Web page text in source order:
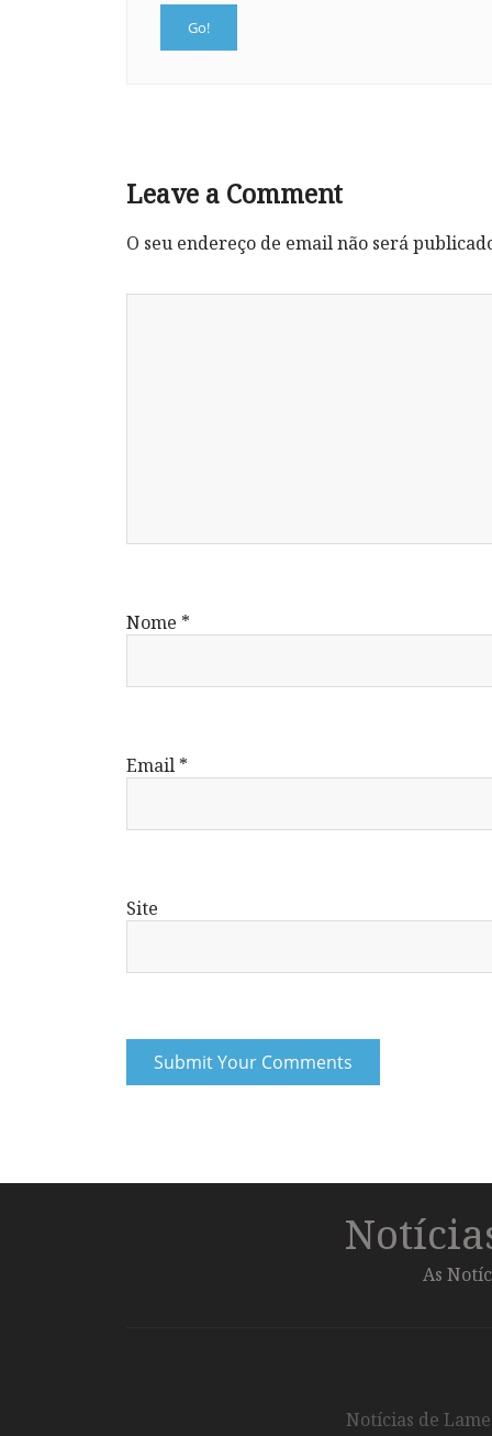
Leave a Comment
O seu endereço de email não será
Nome *
Email *
Site
As
Notícias de